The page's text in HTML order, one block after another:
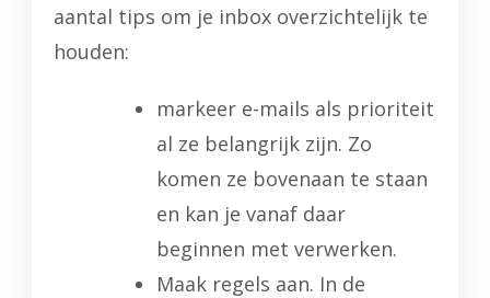
aantal tips om je inbox overzichtelijk te
houden:
markeer e-mails als prioriteit
al ze belangrijk zijn. Zo
komen ze bovenaan te staan
en kan je vanaf daar
beginnen met verwerken.
Maak regels aan. In de